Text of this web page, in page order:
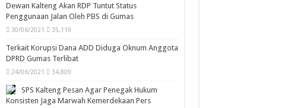
Dewan Kalteng Akan RDP Tuntut Status
Penggunaan Jalan Oleh PBS di Gumas
30/06/2021 35,119
Terkait Korupsi Dana ADD Diduga Oknum Anggota
DPRD Gumas Terlibat
24/06/2021 34,809
SPS Kalteng Pesan Agar Penegak Hukum
Konsisten Jaga Marwah Kemerdekaan Pers